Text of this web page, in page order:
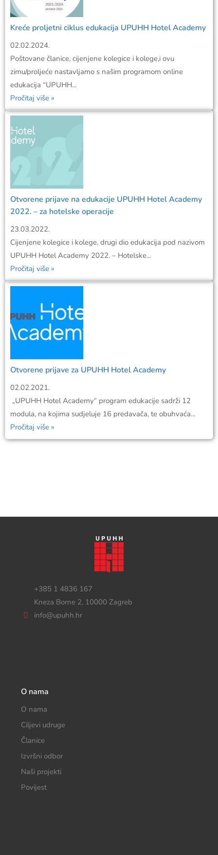
Kreće proljetni ciklus edukacija UPUHH Hotel Academy
02.02.2024.
Poštovane članice, cijenjene kolegice i kolege,i ovu
zimu/proljeće nastavljamo s našim programom online
edukacija “UPUHH...
Pročitaj više »
Otvorene prijave na edukacije UPUHH Hotel Academy
2022. – za hotelske operacije
23.03.2022.
Cijenjene kolegice i kolege, drugi dio edukacija pod nazivom
UPUHH Hotel Academy 2022. – Hotelske...
Pročitaj više »
Otvorene prijave za UPUHH Hotel Academy
02.02.2021.
„UPUHH Hotel Academy“ program edukacije sadrži 12
modula, na kojima sudjeluje 16 predavača, te obuhvaća...
Pročitaj više »
+385 1 4836 167
Kneza Borne 2, 10000 Zagreb
info@upuhh.hr
O nama
O nama
Ciljevi udruge
Članice
Izvršni odbor
Naši projekti
Povijest